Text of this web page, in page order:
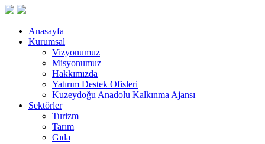
Anasayfa
Kurumsal
Vizyonumuz
Misyonumuz
Hakkımızda
Yatırım Destek Ofisleri
Kuzeydoğu Anadolu Kalkınma Ajansı
Sektörler
Turizm
Tarım
Gıda